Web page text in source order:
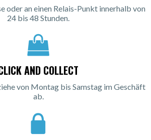
oder an einen Relais-Punkt innerhalb von
24 bis 48 Stunden.
AND COLLECT
von Montag bis Samstag im Geschäft
ab.